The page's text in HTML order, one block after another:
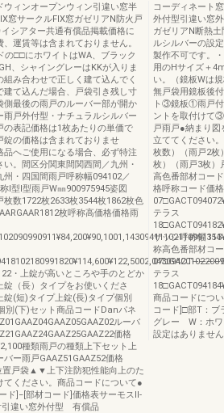
ウィンオープンウィン引違い窓半
窓サークルFIX窓ガゼリアN防火戸
シアター共通有償品掲載価格に
運賃等は含まれておりません。
の□□にホワイトはWA、ブラック
、シャイングレーはKKが入りま
み合わせで正しく建て込んでく
て込んだ場合、戸袋引き残し寸
最後の雨戸のルーバー部が開か
戸外付型・ナチュラルシルバー
表記価格は1枚あたりの単価で
の価格は含まれておりませ
へご使用になる場合、必ず特注
。間区分関東間関西間／九州・
・四国間雨戸呼称幅094102／
Ⅰ型Ⅰ型雨戸W㎜900975945姿図
枚数1722枚2633枚3544枚1862枚色
枚呼称高価格価格雨
・上錠が高いところや手のとどか
（長）タイプをお使いくださ
(短)タイプ上錠(長)タイプ個別
別(下)セット商品コードDanパネ
ルーバ
価格
種類雨戸の種類上下セット上
ー雨戸GAAZ51GAAZ52価格
置戸袋▲▼上下注防犯性能向上のた
ください。商品コードについて●
ド]−[部材コード]価格表サーモスⅡ-
引違い窓外付型 有償品
コーディネート
外付型引違い窓
ガゼリアN断熱
ルシルバーの設
製作不可です。
用のHサイズ＋
い。（鏡板Wは
無戸袋用鏡板後
ト③鏡板①雨戸
ントを取付けて
戸雨戸●納まり
立ててください
枚数）（雨戸2枚
枚）（雨戸3枚）
高色番部材コー
格呼称コード価
テラス
サッシ呼称幅354
称高色番部材コ
テラス
商品コードにつ
コード]□部T：
グレー W：ホワ
設定はありませ